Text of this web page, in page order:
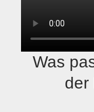
Was
der